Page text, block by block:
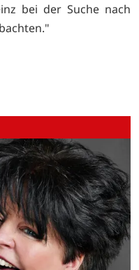
bei der Suche nach